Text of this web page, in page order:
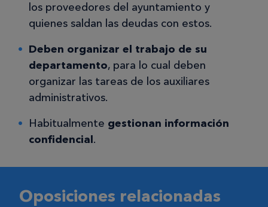
los proveedores del ayuntamiento y
quienes saldan las deudas con estos.
Deben organizar el trabajo de su
departamento, para lo cual deben
organizar las tareas de los auxiliares
administrativos.
Habitualmente gestionan información
confidencial.
Oposiciones relacionadas